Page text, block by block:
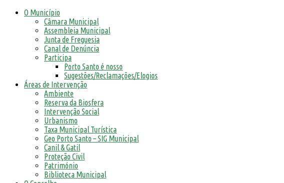
O Município
Câmara Municipal
Assembleia Municipal
Junta de Freguesia
Canal de Denúncia
Participa
Porto Santo é nosso
Sugestões/Reclamações/Elogios
Áreas de Intervenção
Ambiente
Reserva da Biosfera
Intervenção Social
Urbanismo
Taxa Municipal Turística
Geo Porto Santo – SIG Municipal
Canil & Gatil
Proteção Civil
Património
Biblioteca Municipal